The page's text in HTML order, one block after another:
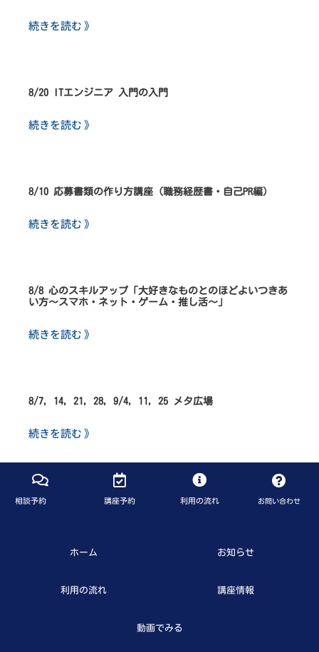
続きを読む 》
8/20 ITエンジニア 入門の入門
続きを読む 》
8/10 応募書類の作り方講座（職務経歴書・自己PR編）
続きを読む 》
8/8 心のスキルアップ「大好きなものとのほどよいつきあ
い方～スマホ・ネット・ゲーム・推し活～」
続きを読む 》
8/7, 14, 21, 28, 9/4, 11, 25 メタ広場
続きを読む 》
相談予約 講座予約 利用の流れ お問い合わせ
ホーム お知らせ
利用の流れ 講座情報
動画でみる